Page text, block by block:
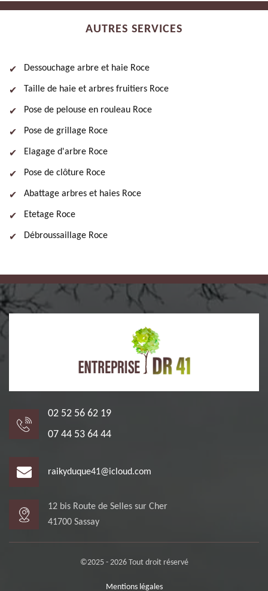
AUTRES SERVICES
Dessouchage arbre et haie Roce
Taille de haie et arbres fruitiers Roce
Pose de pelouse en rouleau Roce
Pose de grillage Roce
Elagage d'arbre Roce
Pose de clôture Roce
Abattage arbres et haies Roce
Etetage Roce
Débroussaillage Roce
02 52 56 62 19
07 44 53 64 44
raikyduque41@icloud.com
12 bis Route de Selles sur Cher
41700 Sassay
©2025 - 2026 Tout droit réservé
Mentions légales